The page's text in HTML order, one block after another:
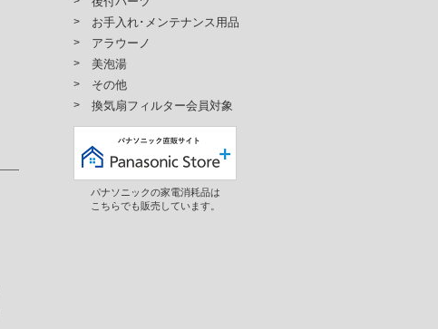
お手入れ･メンテナンス用品
アラウーノ
美泡湯
その他
換気扇フィルター会員対象
パナソニックの家電消耗品は
こちらでも販売しています。